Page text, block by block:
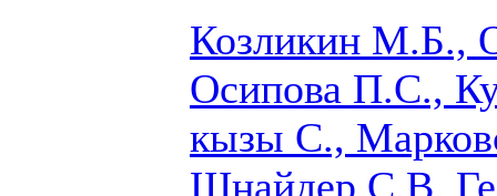
Козликин М.Б.,
Осипова П.С.,
кызы С.,
Шнайдер С.В.